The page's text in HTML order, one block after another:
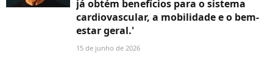
já obtém benefícios para o sistema
cardiovascular, a mobilidade e o bem-
estar geral.'
15 de junho de 2026